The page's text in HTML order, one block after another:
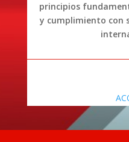
principios
y cumplimiento con